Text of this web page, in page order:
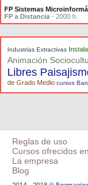
FP Sistemas
FP a Distancia - 2000 h.
Industrias Extractivas
Animación
Libres
de Grado Medio cursos
Reglas de uso
Cursos ofrecidos
La empresa
Blog